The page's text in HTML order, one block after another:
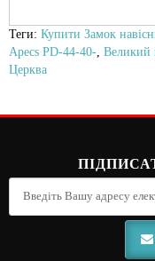
Теги: Купити Замок
Apecs PD-44-40- Великий
Церква